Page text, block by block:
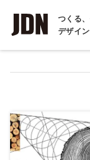
つくる
デザイ
インタビュー
COLUMN
コラム